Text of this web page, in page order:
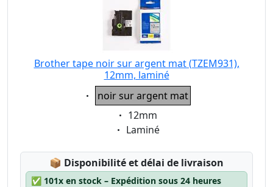
Brother tape noir sur argent mat (TZEM931),
12mm, laminé
Eigenschaft:
noir sur argent mat
Eigenschaft:
12mm
Eigenschaft:
Laminé
📦 Lagerstatus:
Disponibilité et délai de livraison
✅ 101x en stock – Expédition sous 24 heures